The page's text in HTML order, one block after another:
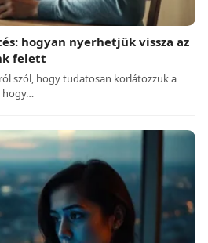
hogyan nyerhetjük vissza az
felett
szól, hogy tudatosan korlátozzuk a
hogy…